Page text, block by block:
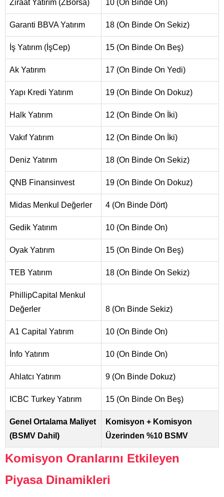
Ziraat Yatırım (ZBorsa) 10 (On Binde On)
Garanti BBVA Yatırım 18 (On Binde On Sekiz)
İş Yatırım (İşCep) 15 (On Binde On Beş)
Ak Yatırım 17 (On Binde On Yedi)
Yapı Kredi Yatırım 19 (On Binde On Dokuz)
Halk Yatırım 12 (On Binde On İki)
Vakıf Yatırım 12 (On Binde On İki)
Deniz Yatırım 18 (On Binde On Sekiz)
QNB Finansinvest 19 (On Binde On Dokuz)
Midas Menkul Değerler 4 (On Binde Dört)
Gedik Yatırım 10 (On Binde On)
Oyak Yatırım 15 (On Binde On Beş)
TEB Yatırım 18 (On Binde On Sekiz)
PhillipCapital Menkul
Değerler
8 (On Binde Sekiz)
A1 Capital Yatırım 10 (On Binde On)
İnfo Yatırım 10 (On Binde On)
Ahlatcı Yatırım 9 (On Binde Dokuz)
ICBC Turkey Yatırım 15 (On Binde On Beş)
Genel Ortalama Maliyet
(BSMV Dahil)
Komisyon + Komisyon
Üzerinden %10 BSMV
Komisyon Oranlarını Etkileyen
Piyasa Dinamikleri